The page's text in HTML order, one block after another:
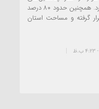
کشاورزی، شرایط بی‌نظیری در کشور دارد. همچنین حدود ۸۰ درصد
گرفته و مساحت استان